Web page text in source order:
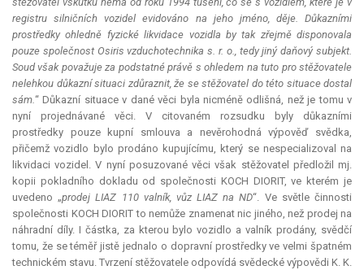
registru silničních vozidel evidováno na jeho jméno, děje. Důkazními
prostředky ohledně fyzické likvidace vozidla by tak zřejmě disponovala
pouze společnost Osiris vzduchotechnika s. r. o., tedy jiný daňový subjekt.
Soud však považuje za podstatné právě s ohledem na tuto pro stěžovatele
nelehkou důkazní situaci zdůraznit, že se stěžovatel do této situace dostal
sám.“ Důkazní situace v dané věci byla nicméně odlišná, než je tomu v
nyní projednávané věci. V citovaném rozsudku byly důkazními
prostředky pouze kupní smlouva a nevěrohodná výpověď svědka,
přičemž vozidlo bylo prodáno kupujícímu, který se nespecializoval na
likvidaci vozidel. V nyní posuzované věci však stěžovatel předložil mj.
kopii pokladního dokladu od společnosti KOCH DIORIT, ve kterém je
uvedeno „prodej LIAZ 110 valník, vůz LIAZ na ND“. Ve světle činnosti
společnosti KOCH DIORIT to nemůže znamenat nic jiného, než prodej na
náhradní díly. I částka, za kterou bylo vozidlo a valník prodány, svědčí
tomu, že se téměř jistě jednalo o dopravní prostředky ve velmi špatném
technickém stavu. Tvrzení stěžovatele odpovídá svědecké výpovědi K. K.